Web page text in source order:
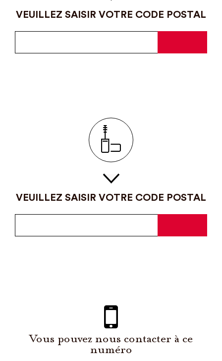
VEUILLEZ SAISIR VOTRE CODE POSTAL
VEUILLEZ SAISIR VOTRE CODE POSTAL
Vous pouvez nous contacter à ce
numéro